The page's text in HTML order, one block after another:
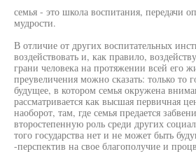
семья - это школа воспитания, передачи
мудрости.
В отличие от других воспитательных
воздействовать и, как правило,
грани человека на протяжении всей его
преувеличения можно сказать: только то
будущее, в котором семья окружена
рассматривается как высшая первичная
наоборот, там, где семья предается
второстепенную роль среди других
того государства нет и не может быть
-перспектив на свое благополучие и